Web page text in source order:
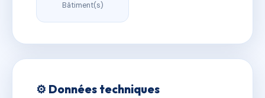
Bâtiment(s)
⚙️ Données techniques